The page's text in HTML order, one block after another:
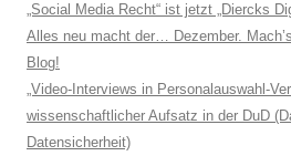
„Social Media Recht“ ist jetzt „Diercks
Alles neu macht der… Dezember.
Blog!
„Video-Interviews in Personalauswahl-
wissenschaftlicher Aufsatz in der DuD
Datensicherheit)